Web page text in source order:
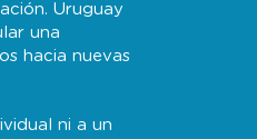
Uruguay
una
hacia nuevas
ni a un